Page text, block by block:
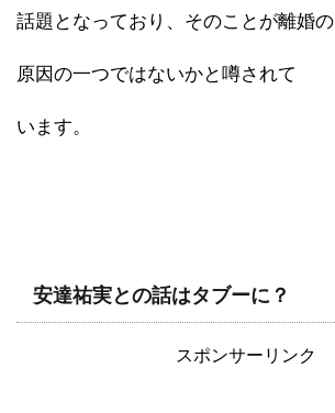
話題となっており、そのことが離婚の
原因の一つではないかと噂されて
います。
安達祐実との話はタブーに？
スポンサーリンク